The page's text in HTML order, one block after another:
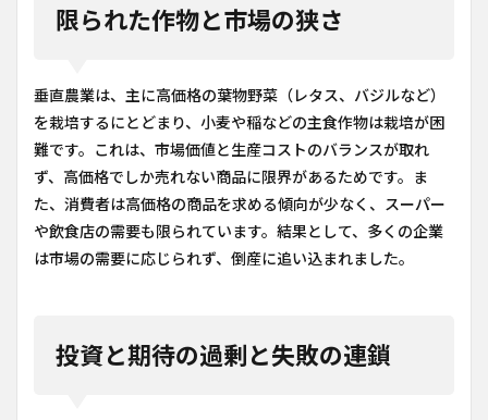
限られた作物と市場の狭さ
垂直農業は、主に高価格の葉物野菜（レタス、バジルなど）
を栽培するにとどまり、小麦や稲などの主食作物は栽培が困
難です。これは、市場価値と生産コストのバランスが取れ
ず、高価格でしか売れない商品に限界があるためです。ま
た、消費者は高価格の商品を求める傾向が少なく、スーパー
や飲食店の需要も限られています。結果として、多くの企業
は市場の需要に応じられず、倒産に追い込まれました。
投資と期待の過剰と失敗の連鎖